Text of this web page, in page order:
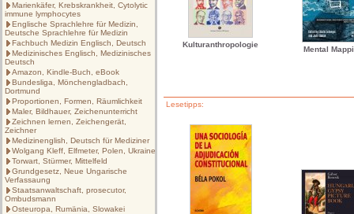
Marienkäfer, Krebskrankheit, Cytolytic
immune lymphocytes
Englische Sprachlehre für Medizin,
Deutsche Sprachlehre für Medizin
Fachbuch Medizin Englisch, Deutsch
Medizinisches Englisch, Medizinisches
Deutsch
Amazon, Kindle-Buch, eBook
Bundesliga, Mönchengladbach,
Dortmund
Proportionen, Formen, Räumlichkeit
Maler, Bildhauer, Zeichenunterricht
Zeichnen lernen, Zeichengerät,
Zeichner
Medizinenglish, Deutsch für Mediziner
Wolgang Kleff, Elfmeter, Polen, Ukraine
Torwart, Stürmer, Mittelfeld
Grundgesetz, Neue Ungarische
Verfassaung
Staatsanwaltschaft, prosecutor,
Ombudsmann
Osteuropa, Rumänia, Slowakei
Kulturanthropologie
Mental
Lesetipps: